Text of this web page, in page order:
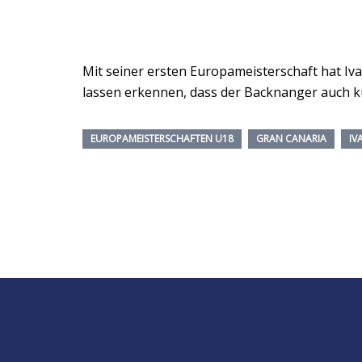
Mit seiner ersten Europameisterschaft hat
lassen erkennen, dass der Backnanger
EUROPAMEISTERSCHAFTEN U18 GRAN CANARIA